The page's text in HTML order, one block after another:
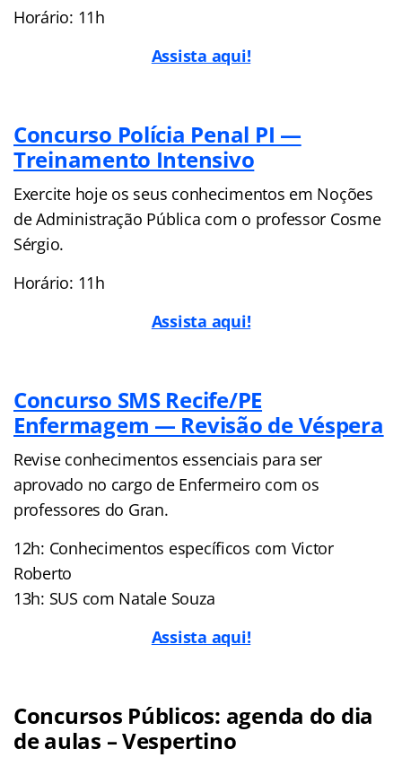
Horário: 11h
Assista aqui!
Concurso Polícia Penal PI —
Treinamento Intensivo
Exercite hoje os seus conhecimentos em Noções
de Administração Pública com o professor Cosme
Sérgio.
Horário: 11h
Assista aqui!
Concurso SMS Recife/PE
Enfermagem — Revisão de Véspera
Revise conhecimentos essenciais para ser
aprovado no cargo de Enfermeiro com os
professores do Gran.
12h: Conhecimentos específicos com Victor
Roberto
13h: SUS com Natale Souza
Assista aqui!
Concursos Públicos: agenda do dia
de aulas – Vespertino